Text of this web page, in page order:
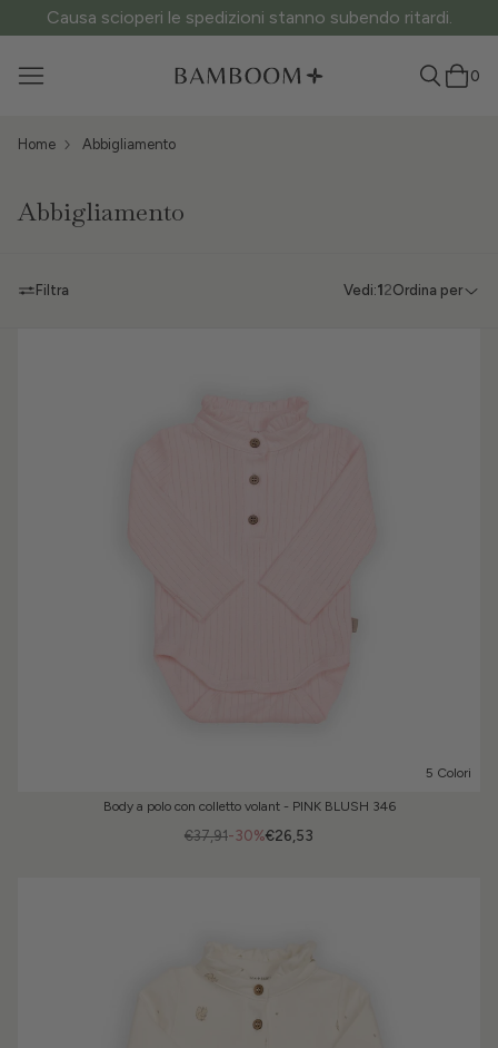
Causa scioperi le spedizioni stanno subendo ritardi.
0
Home Abbigliamento
Abbigliamento
Filtra Vedi:1 2Ordina per
5 Colori
Body a polo con colletto volant - PINK BLUSH 346
-30%
€37,91 €26,53